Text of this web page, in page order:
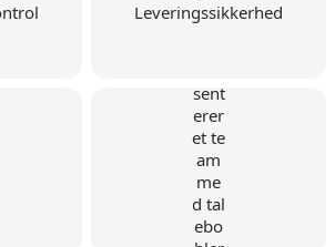
Leveringssikkerhed